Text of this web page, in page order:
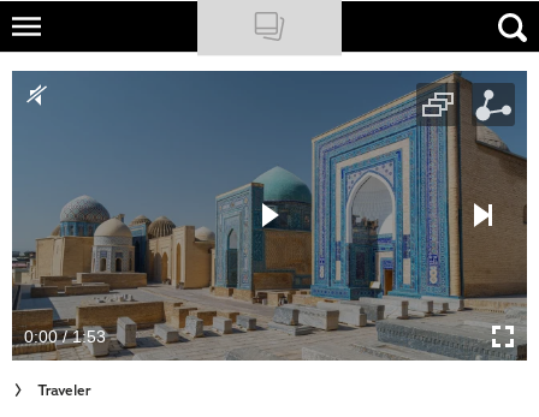
Skip
main
NATIONAL GEOGRAPHIC
Sklep
Newsletter
Cuda Polski
Wielki Konkurs Fotograficzny
0:00 / 1:53
Traveler